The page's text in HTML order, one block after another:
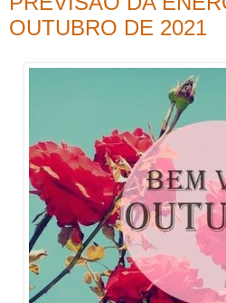
OUTUBRO DE 2021